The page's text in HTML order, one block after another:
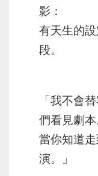
影：
有天生的
段。
「我不會
們看見劇本
當你知道
演。」